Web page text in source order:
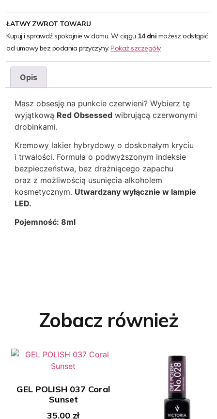
ŁATWY ZWROT TOWARU
Kupuj i sprawdź spokojnie w domu. W ciągu 14 dni możesz odstąpić
od umowy bez podania przyczyny.Pokaż szczegóły
Opis
Masz obsesję na punkcie czerwieni? Wybierz tę
wyjątkową Red Obsessed wibrującą czerwonymi
drobinkami.
Kremowy lakier hybrydowy o doskonałym kryciu
i trwałości. Formuła o podwyższonym indeksie
bezpieczeństwa, bez drażniącego zapachu
oraz z możliwością usunięcia alkoholem
kosmetycznym. Utwardzany wyłącznie w lampie
LED.
Pojemność: 8ml
Zobacz również
GEL POLISH 037 Coral
Sunset
35.00 zł